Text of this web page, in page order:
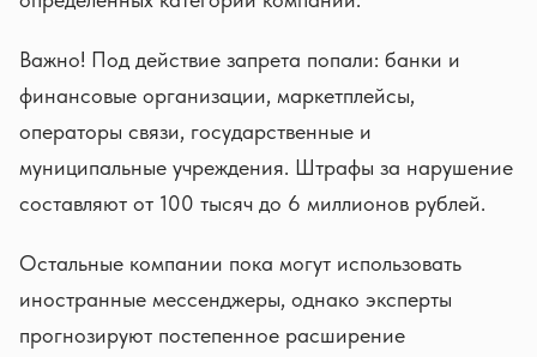
Важно! Под действие запрета попали: банки и
финансовые организации, маркетплейсы,
операторы связи, государственные и
муниципальные учреждения. Штрафы за нарушение
составляют от 100 тысяч до 6 миллионов рублей.
Остальные компании пока могут использовать
иностранные мессенджеры, однако эксперты
прогнозируют постепенное расширение